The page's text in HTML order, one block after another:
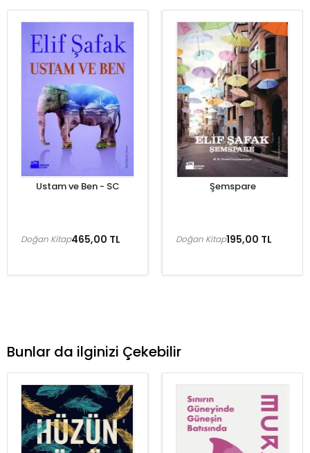
Ustam ve Ben - SC
465,00 TL
Doğan Kitap
Şemspare
195,00 TL
Doğan Kitap
Bunlar da ilginizi Çekebilir